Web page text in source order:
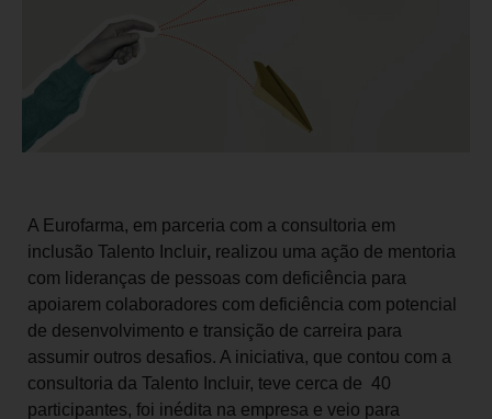
A Eurofarma, em parceria com a consultoria em
inclusão Talento Incluir, realizou uma ação de mentoria
com lideranças de pessoas com deficiência para
apoiarem colaboradores com deficiência com potencial
de desenvolvimento e transição de carreira para
assumir outros desafios. A iniciativa, que contou com a
consultoria da Talento Incluir, teve cerca de 40
participantes, foi inédita na empresa e veio para